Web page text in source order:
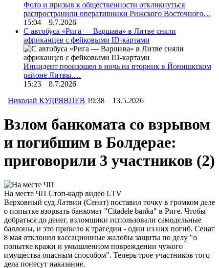
Фото и призыв к общественности откликнуться
распространили оперативники Рижского Восточного…
15:04 9.7.2026
С автобуса «Рига — Варшава» в Литве сняли
африканцев с фейковыми ID-картами
Инцидент произошел в ночь на вторник в Йонишкском
районе Литвы.…
15:23 8.7.2026
Николай КУДРЯВЦЕВ 19:38 13.5.2026
Взлом банкомата со взрывом
и погибшим в Болдерае:
приговорили 3 участников (2)
На месте ЧП Стоп-кадр видео LTV
Верховный суд Латвии (Сенат) поставил точку в громком деле
о попытке взорвать банкомат "Citadele banka" в Риге. Чтобы
добраться до денег, взломщики использовали самодельные
баллоны, и это привело к трагедии - один из них погиб. Сенат
8 мая отклонил кассационные жалобы защиты по делу "о
попытке кражи и умышленном повреждении чужого
имущества опасным способом". Теперь трое участников того
дела понесут наказание.